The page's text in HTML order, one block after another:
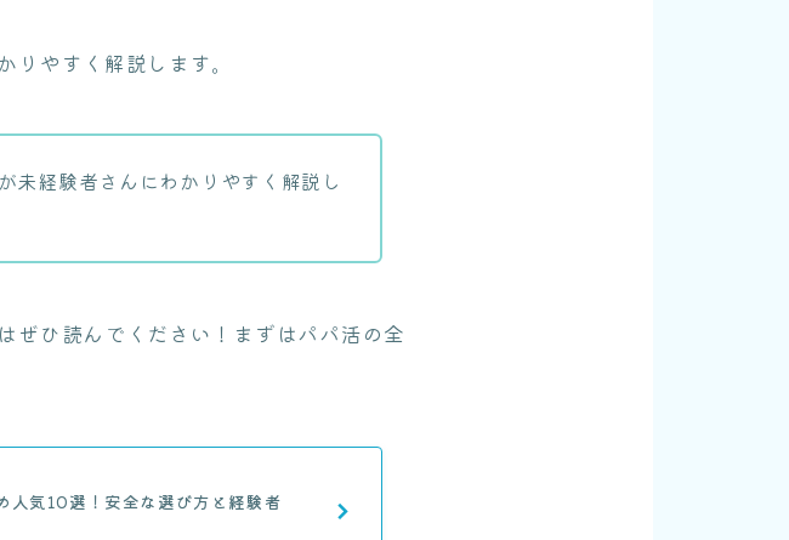
やすく解説します。
未経験者さんにわかりやすく解説し
ぜひ読んでください！まずはパパ活の全
気10選！安全な選び方と経験者